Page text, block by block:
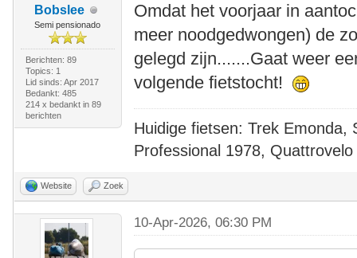
Bobslee
Semi pensionado
Berichten: 89
Topics: 1
Lid sinds: Apr 2017
Bedankt: 485
214 x bedankt in 89
berichten
Omdat het voorjaar in
meer noodgedwongen) de
gelegd zijn.......Gaat weer
volgende fietstocht!
Huidige fietsen: Trek Emonda,
Professional 1978, Quattrovelo
Website Zoek
10-Apr-2026, 06:30 PM